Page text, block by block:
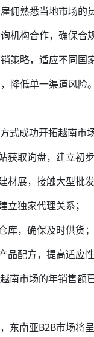
佣熟悉当地市场的
机构合作，确保合
策略，适应不同国
降低单一渠道风险。
式成功开拓越南市场
获取询盘，建立初步
材展，接触大型批发
立独家代理关系；
库，确保及时供货；
品配方，提高适应性
南市场的年销售额
东南亚B2B市场将呈